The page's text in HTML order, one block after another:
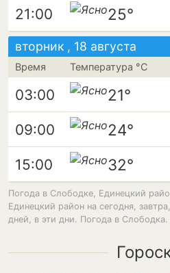
21:00 25°
вторник , 18 августа
Время Температура °C
03:00 21°
09:00 24°
15:00 32°
Погода в Слободке, Единецкий
Единецкий район на сегодня,
дней, в эти дни. Погода в